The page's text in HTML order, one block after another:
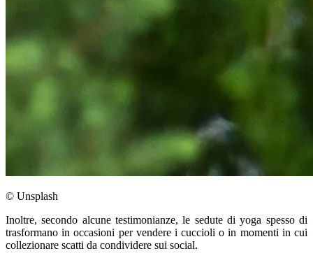
© Unsplash
Inoltre, secondo alcune testimonianze, le sedute di yoga spesso di
trasformano in occasioni per vendere i cuccioli o in momenti in cui
collezionare scatti da condividere sui social.